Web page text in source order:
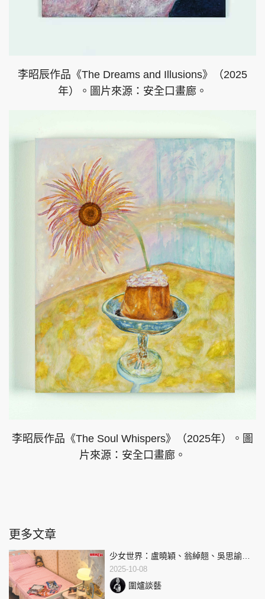
李昭⾠作品《The Dreams and Illusions》（2025
年）。圖片來源：安全口畫廊。
李昭⾠作品《The Soul Whispers》（2025年）。圖
片來源：安全口畫廊。
更多文章
少女世界：盧曉穎、翁綽翹、吳思諭及
許晴惠「無修正羅曼蒂克」│林靖風
2025-10-08
圍爐談藝